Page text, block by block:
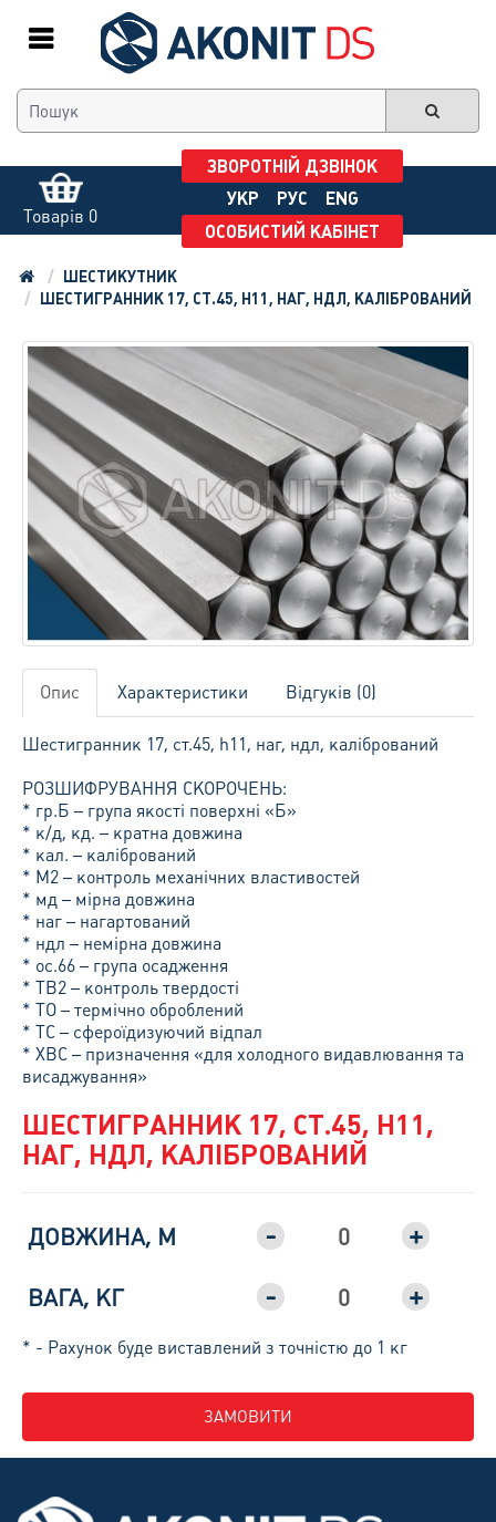
Товарів 0
ЗВОРОТНІЙ ДЗВІНОК
УКР
РУС
ENG
ОСОБИСТИЙ КАБІНЕТ
ШЕСТИКУТНИК
ШЕСТИГРАННИК 17, СТ.45, H11, НАГ, НДЛ, КАЛІБРОВАНИЙ
Опис Характеристики Відгуків (0)
Шестигранник 17, ст.45, h11, наг, ндл, калібрований
РОЗШИФРУВАННЯ СКОРОЧЕНЬ:
* гр.Б – група якості поверхні «Б»
* к/д, кд. – кратна довжина
* кал. – калібрований
* М2 – контроль механічних властивостей
* мд – мірна довжина
* наг – нагартований
* ндл – немірна довжина
* ос.66 – група осадження
* ТВ2 – контроль твердості
* ТО – термічно оброблений
* ТС – сфероїдизуючий відпал
* ХВС – призначення «для холодного видавлювання та
висаджування»
ШЕСТИГРАННИК 17, СТ.45, H11,
НАГ, НДЛ, КАЛІБРОВАНИЙ
ДОВЖИНА, М - +
ВАГА, КГ - +
* - Рахунок буде виставлений з точністю до 1 кг
ЗАМОВИТИ